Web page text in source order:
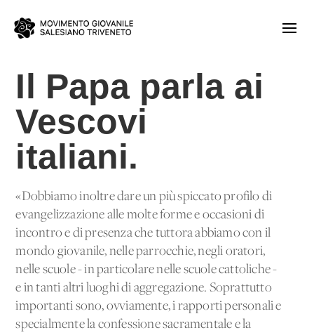
Il Papa parla ai
Vescovi
italiani.
«Dobbiamo inoltre dare un più spiccato profilo di
evangelizzazione alle molte forme e occasioni di
incontro e di presenza che tuttora abbiamo con il
mondo giovanile, nelle parrocchie, negli oratori,
nelle scuole - in particolare nelle scuole cattoliche -
e in tanti altri luoghi di aggregazione. Soprattutto
importanti sono, ovviamente, i rapporti personali e
specialmente la confessione sacramentale e la